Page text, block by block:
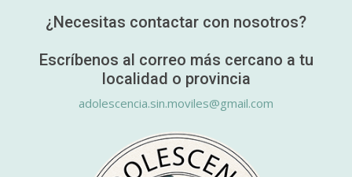
¿Necesitas contactar con nosotros?
Escríbenos al correo más cercano a tu
localidad o provincia
adolescencia.sin.moviles@gmail.com